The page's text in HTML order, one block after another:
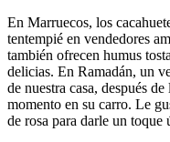
En Marruecos, los
tentempié en vendedores
también ofrecen humus
delicias. En Ramadán, un
de nuestra casa, después
momento en su carro. Le
de rosa para darle un toque